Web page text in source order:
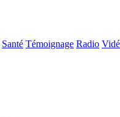
Santé Témoignage Radio